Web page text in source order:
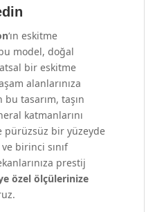
‘ın eskitme
model, doğal
bir eskitme
alanlarınıza
tasarım, taşın
katmanlarını
pürüzsüz bir yüzeyde
birinci sınıf
prestij
özel ölçülerinize